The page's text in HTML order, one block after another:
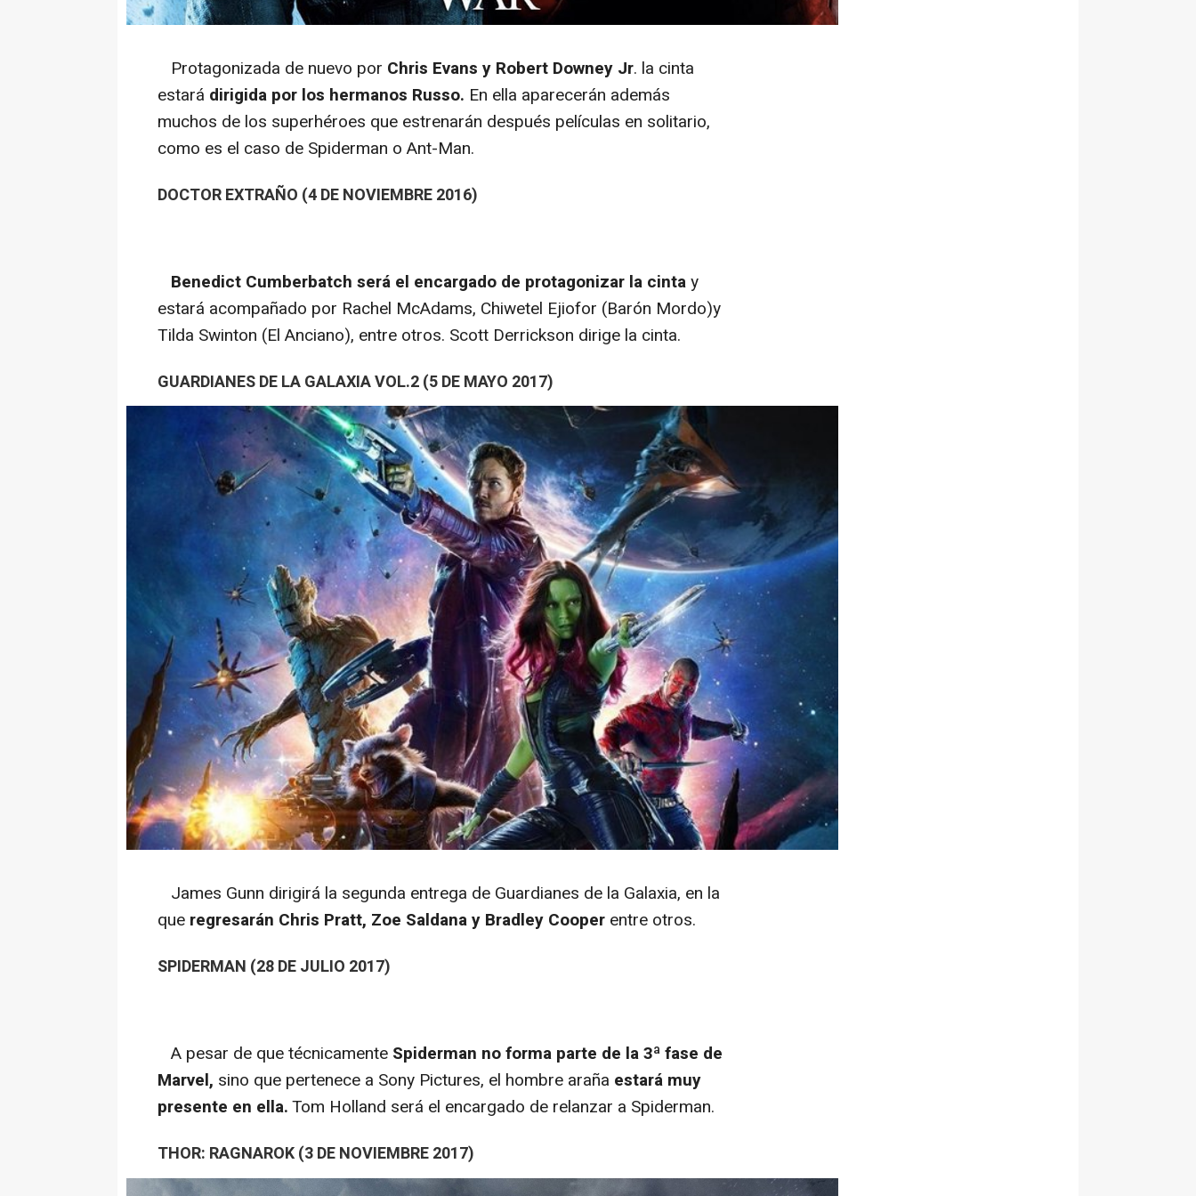
Protagonizada de nuevo por Chris Evans y Robert Downey Jr. la cinta
estará dirigida por los hermanos Russo. En ella aparecerán además
muchos de los superhéroes que estrenarán después películas en solitario,
como es el caso de Spiderman o Ant-Man.
DOCTOR EXTRAÑO (4 DE NOVIEMBRE 2016)
Benedict Cumberbatch será el encargado de protagonizar la cintay
estará acompañado por Rachel McAdams, Chiwetel Ejiofor (Barón Mordo)y
Tilda Swinton (El Anciano), entre otros. Scott Derrickson dirige la cinta.
GUARDIANES DE LA GALAXIA VOL.2 (5 DE MAYO 2017)
James Gunn dirigirá la segunda entrega de Guardianes de la Galaxia, en la
que regresarán Chris Pratt, Zoe Saldana y Bradley Cooper entre otros.
SPIDERMAN (28 DE JULIO 2017)
A pesar de que técnicamente Spiderman no forma parte de la 3ª fase de
Marvel, sino que pertenece a Sony Pictures, el hombre araña estará muy
presente en ella.Tom Holland será el encargado de relanzar a Spiderman.
THOR: RAGNAROK (3 DE NOVIEMBRE 2017)